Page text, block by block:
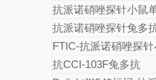
抗派诺硝唑探针小鼠
抗派诺硝唑探针兔多
FTIC-抗派诺硝唑探
抗CCI-103F兔多抗